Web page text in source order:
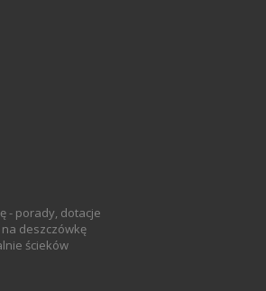
- porady, dotacje
deszczówkę
ścieków